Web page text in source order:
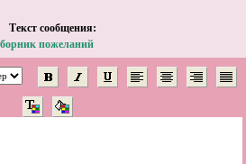
Tекст сообщения:
пожеланий